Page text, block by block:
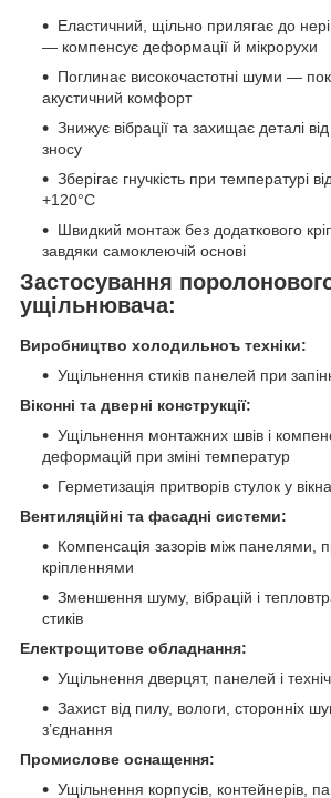
Еластичний, щільно прилягає до
— компенсує деформації й мікрорухи
Поглинає високочастотні шуми —
акустичний комфорт
Знижує вібрації та захищає деталі
зносу
Зберігає гнучкість при температурі
+120°C
Швидкий монтаж без додаткового
завдяки самоклеючій основі
Застосування
ущільнювача:
Виробництво холодильноъ техніки:
Ущільнення стиків панелей при
Віконні та дверні конструкції:
Ущільнення монтажних швів і
деформацій при зміні температур
Герметизація притворів стулок у
Вентиляційні та фасадні системи:
Компенсація зазорів між панелями,
кріпленнями
Зменшення шуму, вібрацій і
стиків
Електрощитове обладнання:
Ущільнення дверцят, панелей і
Захист від пилу, вологи, сторонніх
з’єднання
Промислове оснащення:
Ущільнення корпусів, контейнерів,